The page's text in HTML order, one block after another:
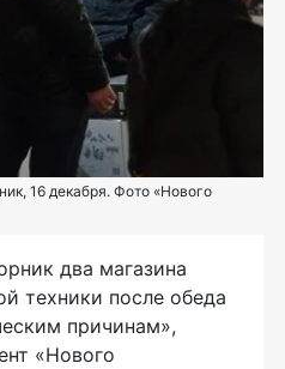
16 декабря. Фото «Нового
два магазина
техники после обеда
причинам»,
«Нового